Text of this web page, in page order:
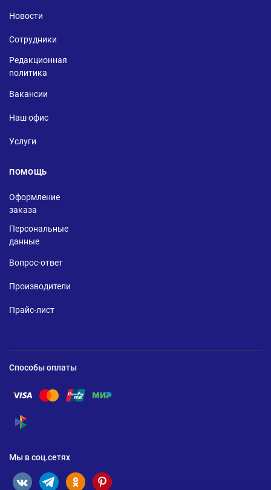
Новости
Сотрудники
Редакционная
политика
Вакансии
Наш офис
Услуги
ПОМОЩЬ
Оформление
заказа
Персональные
данные
Вопрос-ответ
Производители
Прайс-лист
Способы оплаты
Помощь по оплате Visa
Помощь по оплате Mastercard
Помощь по оплате UnionPay
Помощь по оплате Мир
Помощь по оплате СБП
Мы в соц.сетях